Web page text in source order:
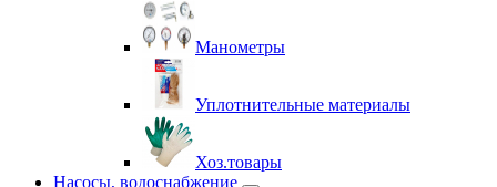
Манометры
Уплотнительные материалы
Хоз.товары
Насосы, водоснабжение